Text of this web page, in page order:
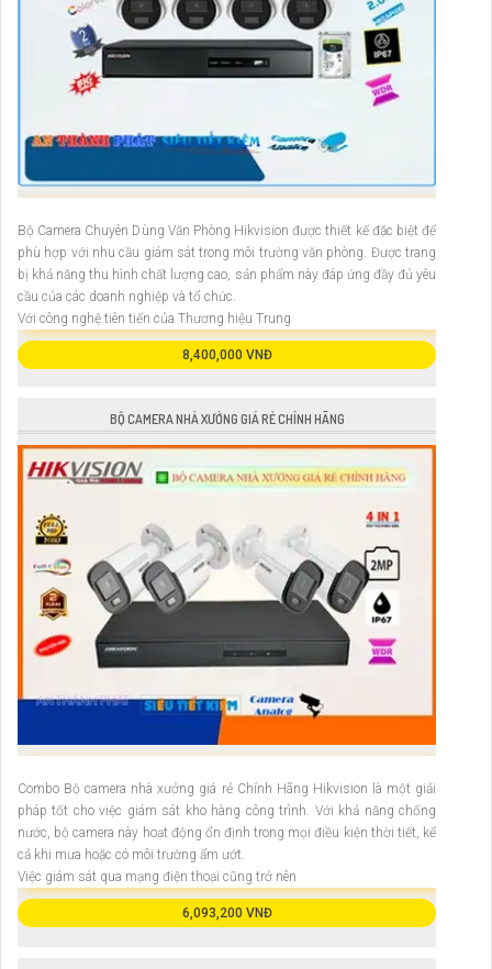
Bộ Camera Chuyên Dùng Văn Phòng Hikvision được thiết kế đặc biệt để
phù hợp với nhu cầu giám sát trong môi trường văn phòng. Được trang
bị khả năng thu hình chất lượng cao, sản phẩm này đáp ứng đầy đủ yêu
cầu của các doanh nghiệp và tổ chức.
Với công nghệ tiên tiến của Thương hiệu Trung
8,400,000 VNĐ
BỘ CAMERA NHÀ XƯỞNG GIÁ RẺ CHÍNH HÃNG
Combo Bộ camera nhà xưởng giá rẻ Chính Hãng Hikvision là một giải
pháp tốt cho việc giám sát kho hàng công trình. Với khả năng chống
nước, bộ camera này hoạt động ổn định trong mọi điều kiện thời tiết, kể
cả khi mưa hoặc có môi trường ẩm ướt.
Việc giám sát qua mạng điện thoại cũng trở nên
6,093,200 VNĐ